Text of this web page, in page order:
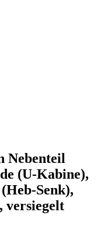
Nebenteil
(U-Kabine),
Senk),
versiegelt